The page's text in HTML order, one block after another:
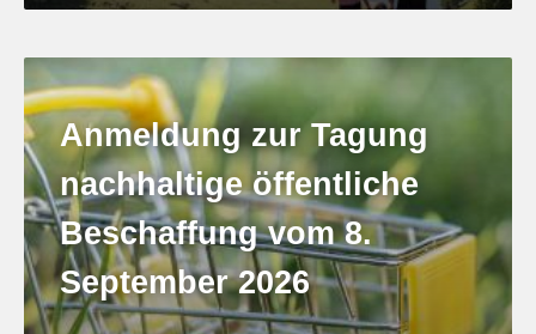
Anmeldung zur Tagung
nachhaltige öffentliche
Beschaffung vom 8.
September 2026